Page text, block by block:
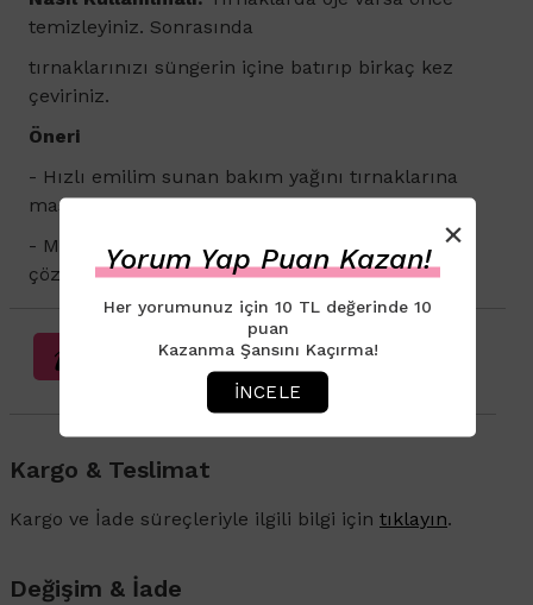
temizleyiniz. Sonrasında
tırnaklarınızı süngerin içine batırıp birkaç kez
çeviriniz.
Öneri
- Hızlı emilim sunan bakım yağını tırnaklarına
masaj yaparak kullanabilir.
- Makinür yaptırmak için vakit yoksa pratik bir
çözüm için tercih edilebilir.
Sağlık Beyanı Bilgilendirmesi
Kargo & Teslimat
Kargo ve İade süreçleriyle ilgili bilgi için tıklayın.
Değişim & İade
×
Yorum Yap Puan Kazan!
Her yorumunuz için 10 TL değerinde 10
puan
Kazanma Şansını Kaçırma!
İNCELE